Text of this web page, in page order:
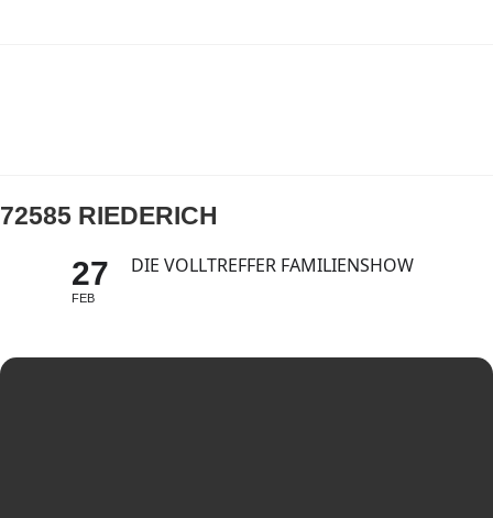
72585 RIEDERICH
27
FEB
DIE VOLLTREFFER FAMILIENSHOW